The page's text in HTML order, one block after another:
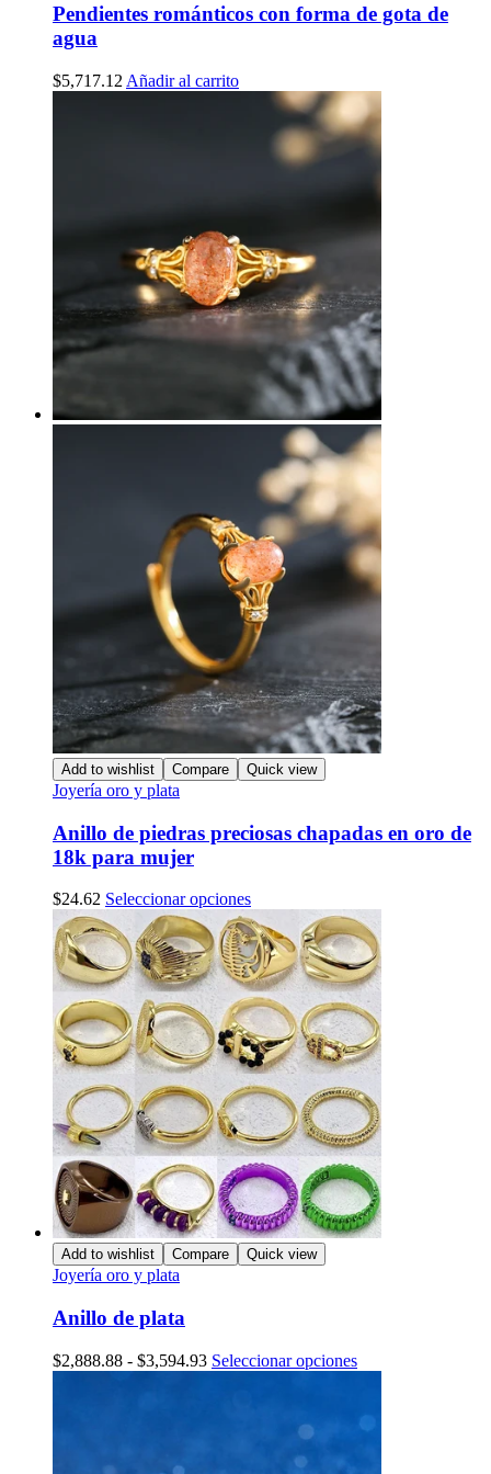
Pendientes románticos con forma de gota de
agua
$5,717.12 Añadir al carrito
Add to wishlist Compare Quick view
Joyería oro y plata
Anillo de piedras preciosas chapadas en oro de
18k para mujer
$24.62 Seleccionar opcionesEste
producto
tiene
múltiples
variantes.
Las
opciones
se
pueden
elegir
en
la
página
de
producto
Add to wishlist Compare Quick view
Joyería oro y plata
Anillo de plata
$2,888.88 - $3,594.93Rango
Seleccionar opcionesEste
múltiples